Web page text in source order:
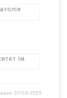
ім.
07/03/2025